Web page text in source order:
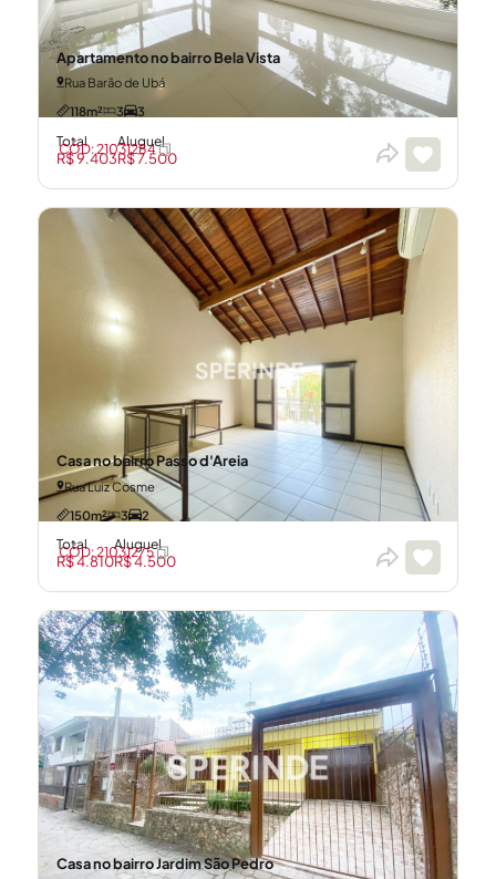
Apartamento no bairro Bela Vista
Rua Barão de Ubá
118m²
3 3
Total
R$ 9.403
Aluguel
R$ 7.500
CÓD: 21031284
Casa no bairro Passo d'Areia
Rua Luiz Cosme
150m²
3 2
Total
R$ 4.810
Aluguel
R$ 4.500
CÓD: 21031275
Casa no bairro Jardim São Pedro